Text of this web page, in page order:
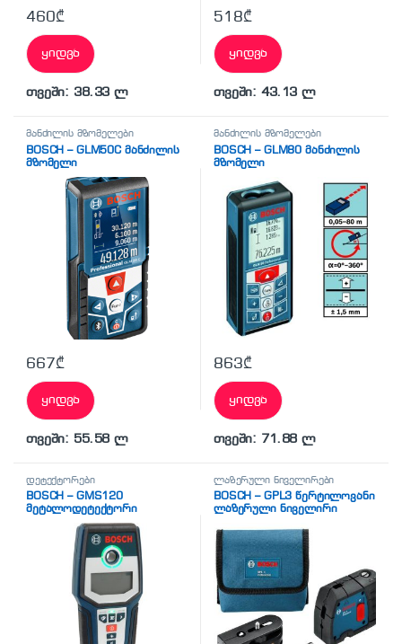
460₾
ყიდვა
თვეში: 38.33 ლ
518₾
ყიდვა
თვეში: 43.13 ლ
მანძილის მზომელები
BOSCH – GLM50C მანძილის
მზომელი
(პროფესიონალური)
667₾
ყიდვა
თვეში: 55.58 ლ
მანძილის მზომელები
BOSCH – GLM80 მანძილის
მზომელი
863₾
ყიდვა
თვეში: 71.88 ლ
დეტექტორები
BOSCH – GMS120
მეტალოდეტექტორი
ლაზერული ნიველირები
BOSCH – GPL3 წერტილოვანი
ლაზერული ნიველირი